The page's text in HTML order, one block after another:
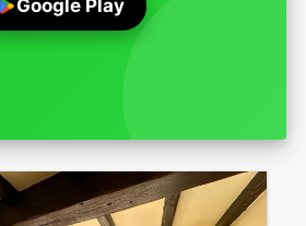
Google Play